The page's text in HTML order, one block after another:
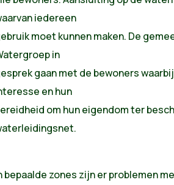
iedereen
moet kunnen maken. De
in
gaan met de bewoners
en hun
om hun eigendom ter
bepaalde zones zijn er problemen